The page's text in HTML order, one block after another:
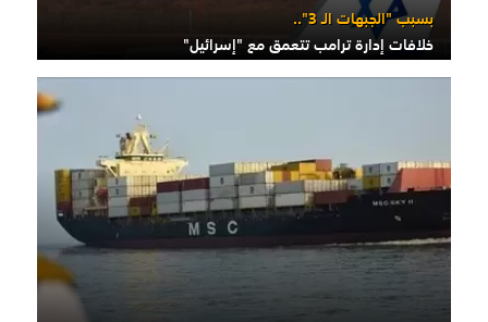
بسبب "الجبهات الـ 3"..
خلافات إدارة ترامب تتعمق مع "إسرائيل"